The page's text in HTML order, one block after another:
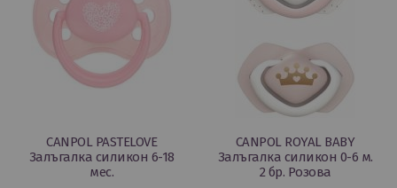
CANPOL PASTELOVE
Залъгалка силикон 6-18
мес.
CANPOL ROYAL BABY
Залъгалка силикон 0-6 м.
2 бр. Розова